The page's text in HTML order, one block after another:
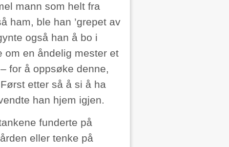
mann som helt fra
ham, ble han ’grepet av
også han å bo i
om en åndelig mester et
for å oppsøke denne,
etter så å si å ha
han hjem igjen.
funderte på
eller tenke på